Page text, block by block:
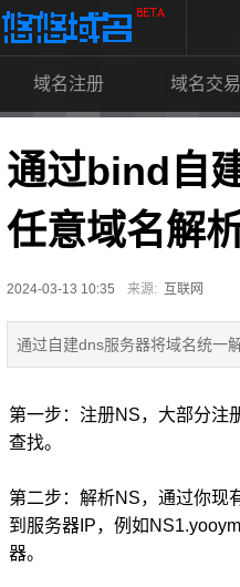
域名注册 域名交易
通过bind自
任意域名解
2024-03-13 10:35 来源: 互联网
通过自建dns服务器将域名统一
第一步：注册NS，大部分注
查找。
第二步：解析NS，通过你现
到服务器IP，例如
器。